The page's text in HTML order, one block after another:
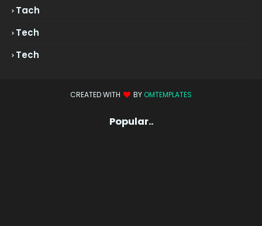
Tach
Tech
Tech
CREATED WITH BY OMTEMPLATES
Popular..